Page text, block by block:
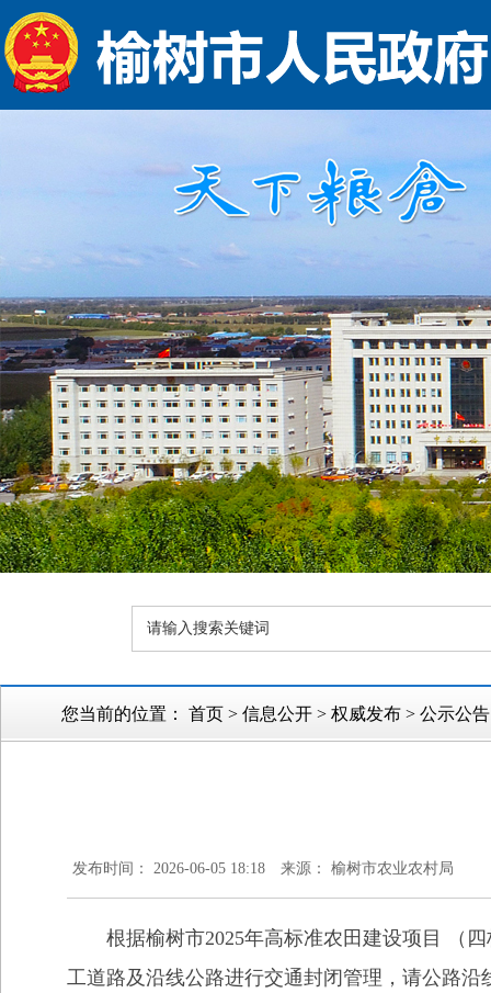
您当前的位置： 首页 > 信息公开 > 权威发布 > 公示公告
发布时间： 2026-06-05 18:18 来源： 榆树市农业农村局
根据榆树市2025年高标准农田建设项目 （四
工道路及沿线公路进行交通封闭管理，请公路